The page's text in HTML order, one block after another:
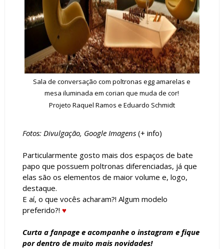
Sala de conversação com poltronas egg amarelas e
mesa iluminada em corian que muda de cor!
Projeto Raquel Ramos e Eduardo Schmidt
Fotos: Divulgação, Google Imagens(+ info)
Particularmente gosto mais dos espaços de bate
papo que possuem poltronas diferenciadas, já que
elas são os elementos de maior volume e, logo,
destaque.
E aí, o que vocês acharam?! Algum modelo
preferido?! ♥
Curta a fanpagee acompanhe o instagram e fique
por dentro de muito mais novidades!